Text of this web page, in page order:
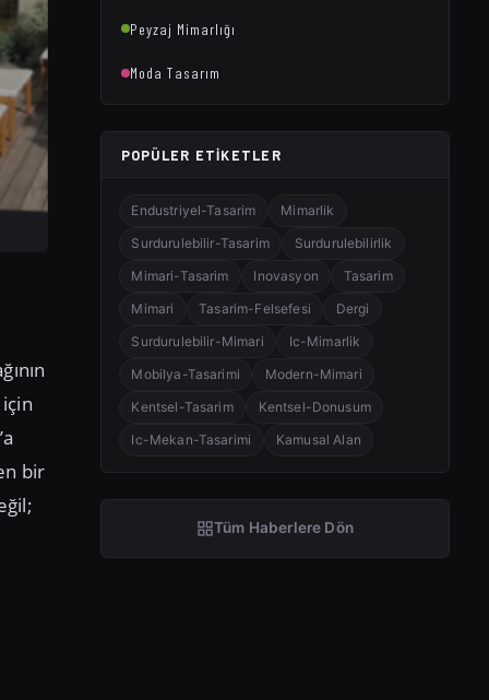
bir
Peyzaj Mimarlığı
Moda Tasarım
POPÜLER ETIKETLER
Endustriyel-Tasarim
Mimarlik
Surdurulebilir-Tasarim
Surdurulebilirlik
Mimari-Tasarim
Inovasyon
Tasarim
Mimari
Tasarim-Felsefesi
Dergi
Surdurulebilir-Mimari
Ic-Mimarlik
Mobilya-Tasarimi
Modern-Mimari
Kentsel-Tasarim
Kentsel-Donusum
Ic-Mekan-Tasarimi
Kamusal Alan
Tüm Haberlere Dön